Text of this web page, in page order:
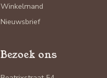
Winkelmand
Nieuwsbrief
Bezoek ons